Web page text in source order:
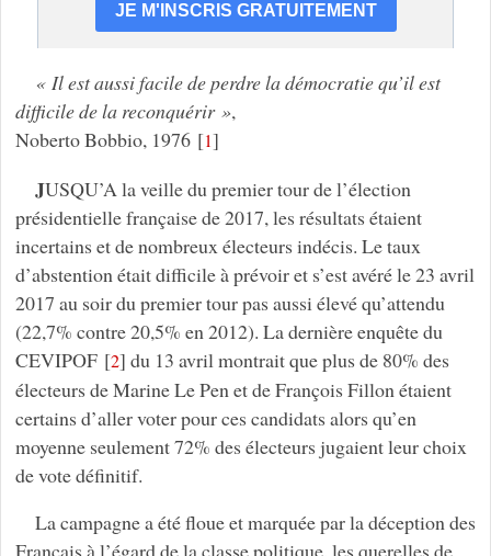
« Il est aussi facile de perdre la démocratie qu’il est
difficile de la reconquérir »,
Noberto Bobbio, 1976[1]
JUSQU’A la veille du premier tour de l’élection
présidentielle française de 2017, les résultats étaient
incertains et de nombreux électeurs indécis. Le taux
d’abstention était difficile à prévoir et s’est avéré le 23 avril
2017 au soir du premier tour pas aussi élevé qu’attendu
(22,7% contre 20,5% en 2012). La dernière enquête du
CEVIPOF[2] du 13 avril montrait que plus de 80% des
électeurs de Marine Le Pen et de François Fillon étaient
certains d’aller voter pour ces candidats alors qu’en
moyenne seulement 72% des électeurs jugaient leur choix
de vote définitif.
La campagne a été floue et marquée par la déception des